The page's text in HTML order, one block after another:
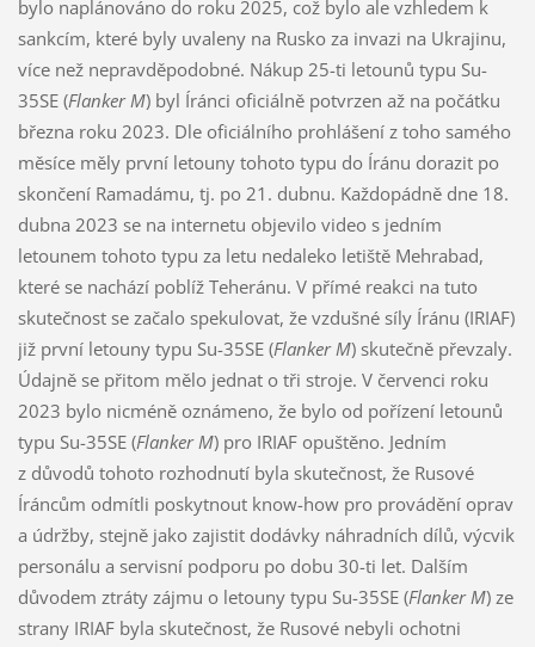
bylo naplánováno do roku 2025, což bylo ale vzhledem k
sankcím, které byly uvaleny na Rusko za invazi na Ukrajinu,
více než nepravděpodobné. Nákup 25-ti letounů typu Su-
35SE (Flanker M) byl Íránci oficiálně potvrzen až na počátku
března roku 2023. Dle oficiálního prohlášení z toho samého
měsíce měly první letouny tohoto typu do Íránu dorazit po
skončení Ramadámu, tj. po 21. dubnu. Každopádně dne 18.
dubna 2023 se na internetu objevilo video s jedním
letounem tohoto typu za letu nedaleko letiště Mehrabad,
které se nachází poblíž Teheránu. V přímé reakci na tuto
skutečnost se začalo spekulovat, že vzdušné síly Íránu (IRIAF)
již první letouny typu Su-35SE (Flanker M) skutečně převzaly.
Údajně se přitom mělo jednat o tři stroje. V červenci roku
2023 bylo nicméně oznámeno, že bylo od pořízení letounů
typu Su-35SE (Flanker M) pro IRIAF opuštěno. Jedním
z důvodů tohoto rozhodnutí byla skutečnost, že Rusové
Íráncům odmítli poskytnout know-how pro provádění oprav
a údržby, stejně jako zajistit dodávky náhradních dílů, výcvik
personálu a servisní podporu po dobu 30-ti let. Dalším
důvodem ztráty zájmu o letouny typu Su-35SE (Flanker M) ze
strany IRIAF byla skutečnost, že Rusové nebyli ochotni